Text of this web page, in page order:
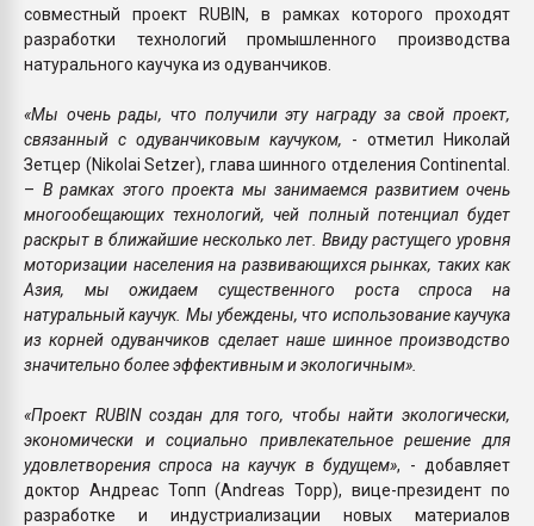
совместный проект RUBIN, в рамках которого проходят
разработки технологий промышленного производства
натурального каучука из одуванчиков.
«Мы очень рады, что получили эту награду за свой проект,
связанный с одуванчиковым каучуком, - отметил Николай
Зетцер (Nikolai Setzer), глава шинного отделения Continental.
– В рамках этого проекта мы занимаемся развитием очень
многообещающих технологий, чей полный потенциал будет
раскрыт в ближайшие несколько лет. Ввиду растущего уровня
моторизации населения на развивающихся рынках, таких как
Азия, мы ожидаем существенного роста спроса на
натуральный каучук. Мы убеждены, что использование каучука
из корней одуванчиков сделает наше шинное производство
значительно более эффективным и экологичным».
«Проект RUBIN создан для того, чтобы найти экологически,
экономически и социально привлекательное решение для
удовлетворения спроса на каучук в будущем», - добавляет
доктор Андреас Топп (Andreas Topp), вице-президент по
разработке и индустриализации новых материалов